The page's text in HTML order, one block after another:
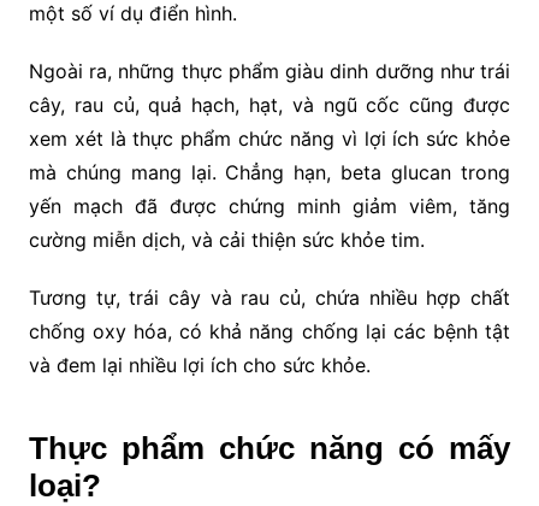
một số ví dụ điển hình.
Ngoài ra, những thực phẩm giàu dinh dưỡng như trái
cây, rau củ, quả hạch, hạt, và ngũ cốc cũng được
xem xét là thực phẩm chức năng vì lợi ích sức khỏe
mà chúng mang lại. Chẳng hạn, beta glucan trong
yến mạch đã được chứng minh giảm viêm, tăng
cường miễn dịch, và cải thiện sức khỏe tim.
Tương tự, trái cây và rau củ, chứa nhiều hợp chất
chống oxy hóa, có khả năng chống lại các bệnh tật
và đem lại nhiều lợi ích cho sức khỏe.
Thực phẩm chức năng có mấy
loại?